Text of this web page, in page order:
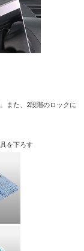
また、2段階のロックに
を下ろす